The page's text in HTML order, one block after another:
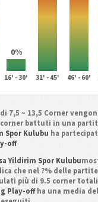
0%
16' - 30' 31' - 45' 46' - 60'
7,5 ~ 13,5 Corner
battuti in una
Spor Kulubu ha
off
Yildirim Spor Kulubu
che nel ?% delle
più di 9.5 corner
Play-offha una media